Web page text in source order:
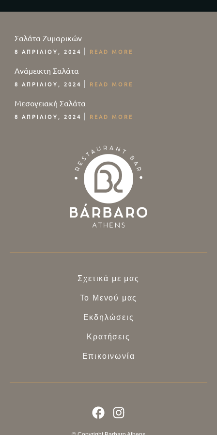
Σαλάτα Ζυμαρικών
8 ΑΠΡΙΛΊΟΥ, 2024 READ MORE
Ανάμεικτη Σαλάτα
8 ΑΠΡΙΛΊΟΥ, 2024 READ MORE
Μεσογειακή Σαλάτα
8 ΑΠΡΙΛΊΟΥ, 2024 READ MORE
Σχετικά με μας
Το Μενού μας
Εκδηλώσεις
Κρατήσεις
Επικοινωνία